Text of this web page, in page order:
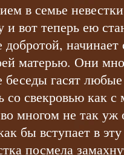
в семье
и вот теперь ею
добротой,
матерью. Они
гасят
со свекровью как
многом не так
бы вступает в
посмела